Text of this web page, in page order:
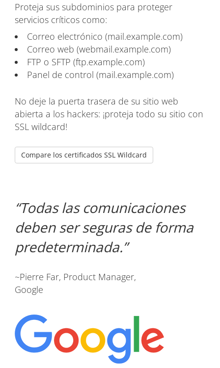
Proteja sus subdominios para proteger
servicios críticos como:
Correo electrónico (mail.example.com)
Correo web (webmail.example.com)
FTP o SFTP (ftp.example.com)
Panel de control (mail.example.com)
No deje la puerta trasera de su sitio web
abierta a los hackers: ¡proteja todo su sitio con
SSL wildcard!
Compare los certificados SSL Wildcard
Todas las comunicaciones
deben ser seguras de forma
predeterminada.
~Pierre Far, Product Manager,
Google